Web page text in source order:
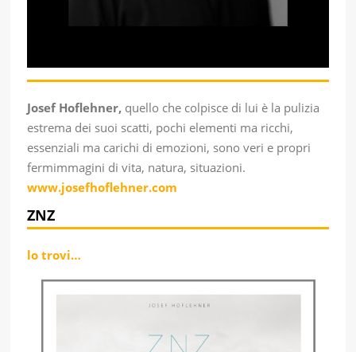
Josef Hoflehner, quello che colpisce di lui è la pulizia
estrema dei suoi scatti, pochi elementi ma ricchi,
essenziali ma carichi di emozioni, sono veri e propri
fermimmagini di vita, natura, situazioni.
www.josefhoflehner.com
ZNZ
lo trovi…